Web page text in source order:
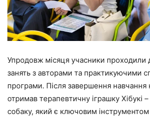
Упродовж місяця учасники проходили
занять з авторами та практикуючими
програми. Після завершення навчання
отримав терапевтичну іграшку Хібукі
собаку, який є ключовим